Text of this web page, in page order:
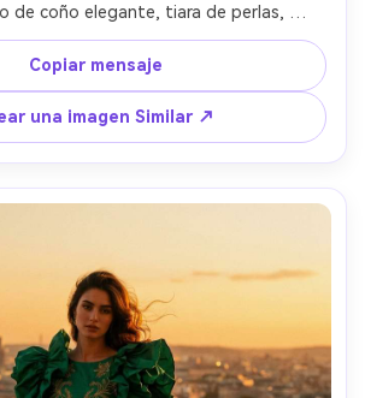
de coño elegante, tiara de perlas,
un estudio limpio con luz de tecla
llanta, fondo gris sin costuras, tomada
de 85 mm a f/2, enmarcado medio
segura, look editorial de alta gama,
fotorealistas, detalle nítido- -ar 4:5
Copiar mensaje
una imagen Similar ↗